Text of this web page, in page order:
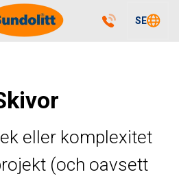
SE
eller komplexitet
(och oavsett